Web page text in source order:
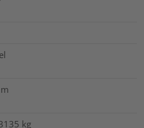
m
kg